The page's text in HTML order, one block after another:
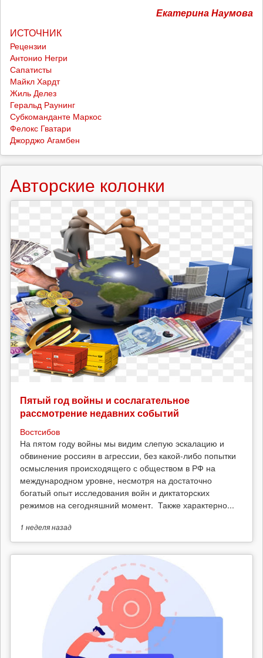
Екатерина Наумова
ИСТОЧНИК
Рецензии
Антонио Негри
Сапатисты
Майкл Хардт
Жиль Делез
Геральд Раунинг
Субкоманданте Маркос
Фелокс Гватари
Джорджо Агамбен
Авторские колонки
Пятый год войны и сослагательное
рассмотрение недавних событий
Востсибов
На пятом году войны мы видим слепую эскалацию и
обвинение россиян в агрессии, без какой-либо попытки
осмысления происходящего с обществом в РФ на
международном уровне, несмотря на достаточно
богатый опыт исследования войн и диктаторских
режимов на сегодняшний момент. Также характерно...
1 неделяназад